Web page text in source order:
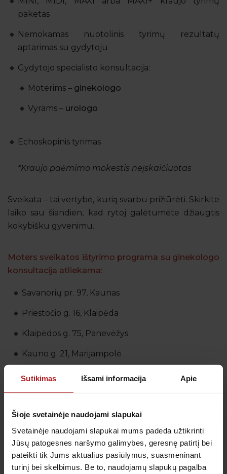
Sutikimas Išsami informacija Apie
Šioje svetainėje naudojami slapukai
Svetainėje naudojami slapukai mums padeda užtikrinti
Jūsų patogesnes naršymo galimybes, geresnę patirtį bei
pateikti tik Jums aktualius pasiūlymus, suasmeninant
turinį bei skelbimus. Be to, naudojamų slapukų pagalba
paketas
Nemokamas nuotolinis tyrimų rezultatų
aptarimas su gydytoju
Gydytojo specialisto konsultacija:
Moterims – ginekologo
Vyrams – urologo
Echoskopinis tyrimas
*Kraujo paėmimo mokestis neįskaičiuotas
Sveikata – tai vertybė, kurią svarbu prižiūrėti. Skirkite
laiko sau šiandien, kad rytoj galėtumėte džiaugtis
kokybišku gyvenimu.
Moters sveikatos ištyrimo programa su ginekologo
konsultacija atliekama:
Savanorių pr. 97, Kaunas
Priestočio g. 16, Klaipėda
Klaipėdos g. 75, Panevėžys
Kauno g. 21, Marijampolė
Turgaus a. 8, Telšiai
Lvivo g. 37, Vilnius
Antakalnio g. 45, Vilnius